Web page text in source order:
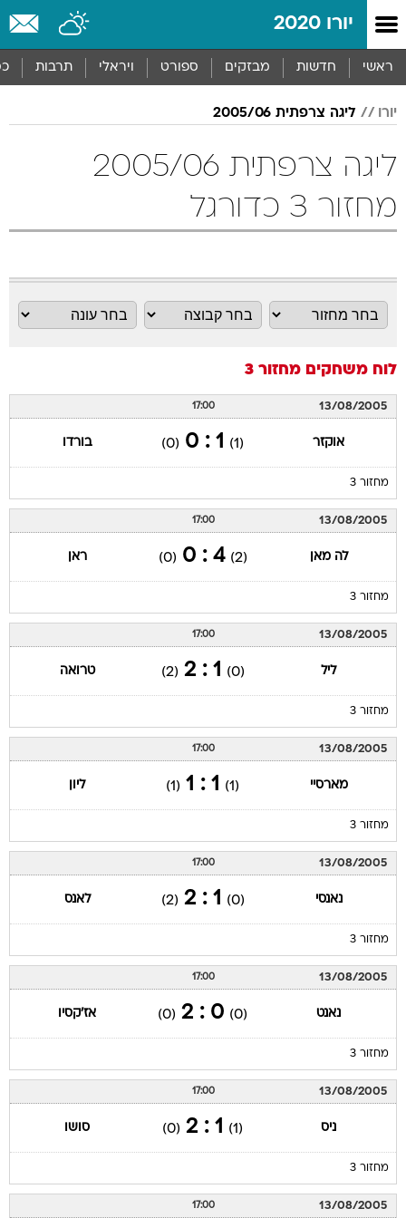
יורו 2020
ראשי חדשות מבזקים ספורט ויראלי תרבות
יורו ליגה צרפתית 2005/06
ליגה צרפתית 2005/06
מחזור 3 כדורגל
לוח משחקים מחזור 3
13/08/2005
17:00
אוקזר (1)
1 : 0
(0) בורדו
מחזור 3
13/08/2005
17:00
לה מאן (2)
4 : 0
(0) ראן
מחזור 3
13/08/2005
17:00
ליל (0)
1 : 2
(2) טרואה
מחזור 3
13/08/2005
17:00
מארסיי (1)
1 : 1
(1) ליון
מחזור 3
13/08/2005
17:00
נאנסי (0)
1 : 2
(2) לאנס
מחזור 3
13/08/2005
17:00
נאנט (0)
0 : 2
(0) אז'קסיו
מחזור 3
13/08/2005
17:00
ניס (1)
1 : 2
(0) סושו
מחזור 3
13/08/2005
17:00